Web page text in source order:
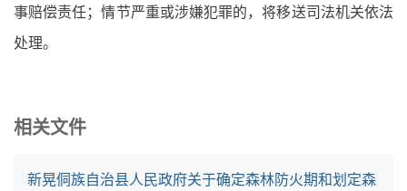
事赔偿责任；情节严重或涉嫌犯罪的，将移送司法机关依法
处理。
相关文件
新晃侗族自治县人民政府关于确定森林防火期和划定森